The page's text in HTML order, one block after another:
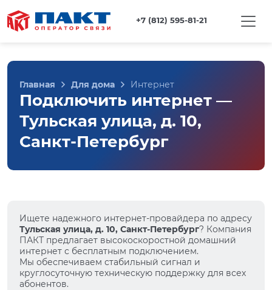
+7 (812) 595-81-21
Главная Для дома Интернет
Подключить интернет —
Тульская улица, д. 10,
Санкт-Петербург
Ищете надежного интернет-провайдера по адресу
Тульская улица, д. 10, Санкт-Петербург? Компания
ПАКТ предлагает высокоскоростной домашний
интернет с бесплатным подключением.
Мы обеспечиваем стабильный сигнал и
круглосуточную техническую поддержку для всех
абонентов.